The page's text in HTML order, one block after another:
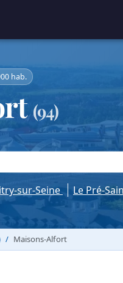
hab.
(94)
sur-Seine Le Pré-
Maisons-Alfort